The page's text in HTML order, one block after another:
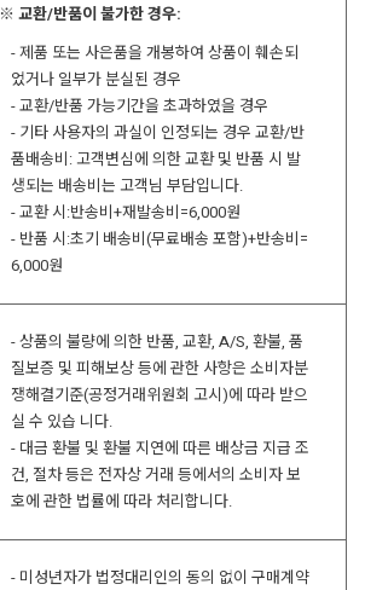
※ 교환/반품이 불가한 경우:
- 제품 또는 사은품을 개봉하여 상품이 훼손되
었거나 일부가 분실된 경우
- 교환/반품 가능기간을 초과하였을 경우
- 기타 사용자의 과실이 인정되는 경우 교환/반
품배송비: 고객변심에 의한 교환 및 반품 시 발
생되는 배송비는 고객님 부담입니다.
- 교환 시:반송비+재발송비=6,000원
- 반품 시:초기 배송비(무료배송 포함)+반송비=
6,000원
- 상품의 불량에 의한 반품, 교환, A/S, 환불, 품
질보증 및 피해보상 등에 관한 사항은 소비자분
쟁해결기준(공정거래위원회 고시)에 따라 받으
실 수 있습 니다.
- 대금 환불 및 환불 지연에 따른 배상금 지급 조
건, 절차 등은 전자상 거래 등에서의 소비자 보
호에 관한 법률에 따라 처리합니다.
- 미성년자가 법정대리인의 동의 없이 구매계약